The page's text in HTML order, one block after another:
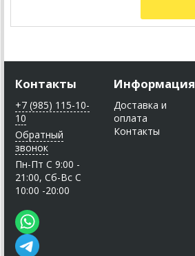
Контакты
+7 (985) 115-10-
10
Обратный
звонок
Пн-Пт C 9:00 -
21:00, Сб-Вс С
10:00 -20:00
Информация
Доставка и
оплата
Контакты